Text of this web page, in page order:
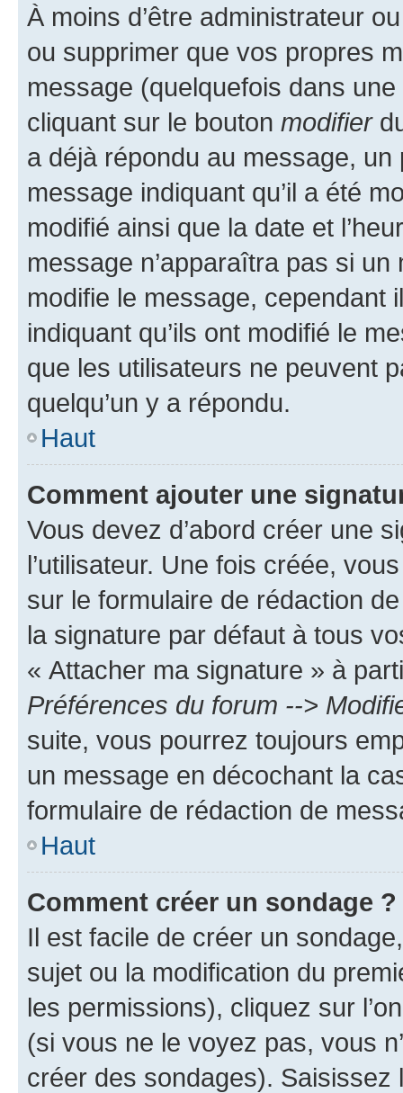
À moins d’être administrateur
ou supprimer que vos propres
message (quelquefois dans
cliquant sur le bouton modifier
a déjà répondu au message, un
message indiquant qu’il a été
modifié ainsi que la date et
message n’apparaîtra pas si
modifie le message, cependant
indiquant qu’ils ont modifié le
que les utilisateurs ne peuvent
quelqu’un y a répondu.
Haut
Comment ajouter une
Vous devez d’abord créer une
l’utilisateur. Une fois créée,
sur le formulaire de rédaction
la signature par défaut à tous
« Attacher ma signature » à
Préférences du forum -->
suite, vous pourrez toujours
un message en décochant la
formulaire de rédaction de
Haut
Comment créer un sondage ?
Il est facile de créer un
sujet ou la modification du
les permissions), cliquez sur
(si vous ne le voyez pas, vous
créer des sondages).